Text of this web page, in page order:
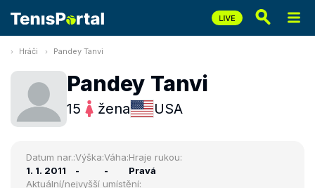
Hráči Pandey Tanvi
Pandey Tanvi
15 žena USA
Datum nar.:
1. 1. 2011
Výška:
-
Váha:
-
Hraje rukou:
Pravá
Aktuální/nejvyšší umístění: